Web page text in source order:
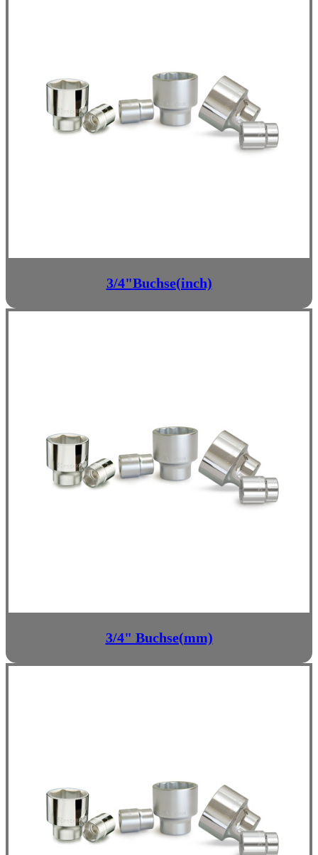
3/4"Buchse(inch)
3/4" Buchse(mm)